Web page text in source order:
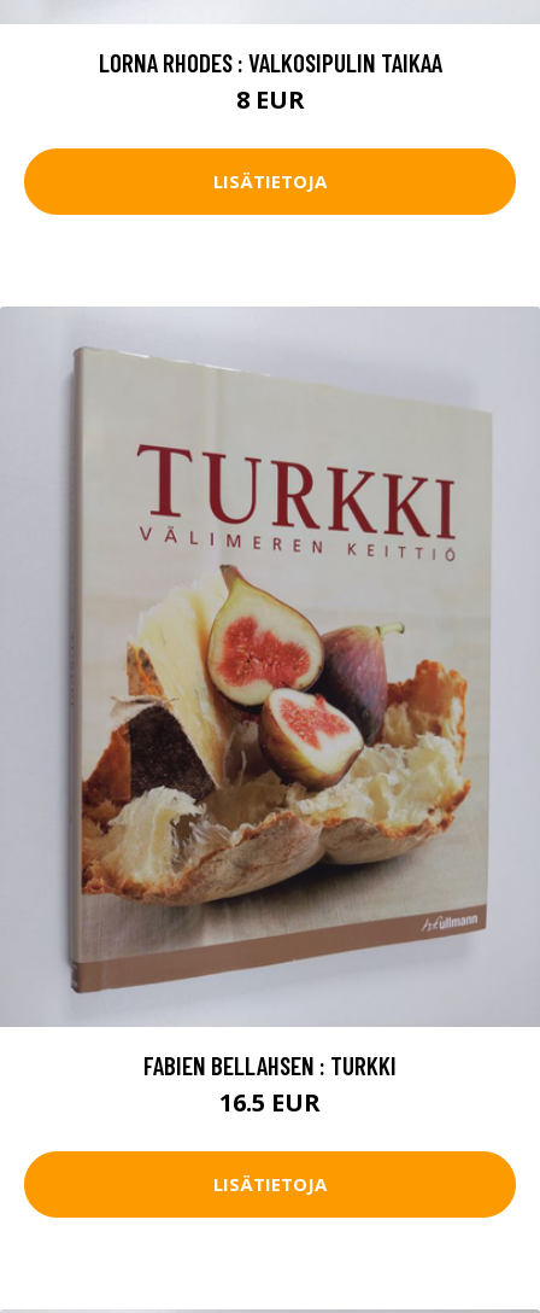
LORNA RHODES : VALKOSIPULIN TAIKAA
8 EUR
LISÄTIETOJA
FABIEN BELLAHSEN : TURKKI
16.5 EUR
LISÄTIETOJA